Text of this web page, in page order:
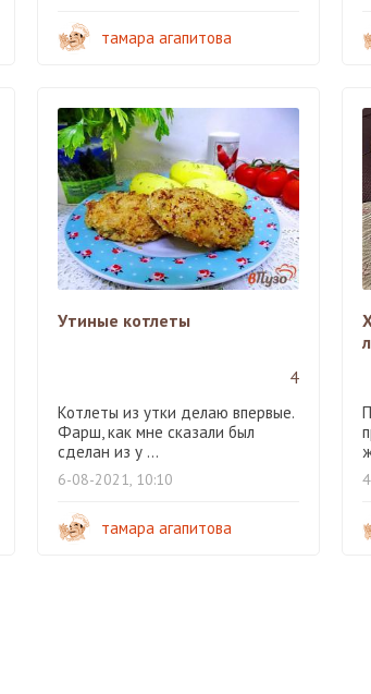
тамара агапитова
Утиные котлеты
4
Котлеты из утки делаю впервые.
Фарш, как мне сказали был
сделан из у ...
6-08-2021, 10:10
тамара агапитова